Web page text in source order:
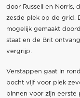
door Russell en Norris,
zesde plek op de grid.
mogelijk gemaakt
staat en de Brit
vergrijp.
Verstappen gaat in
bocht vijf voor plek
binnen voor zijn eerste